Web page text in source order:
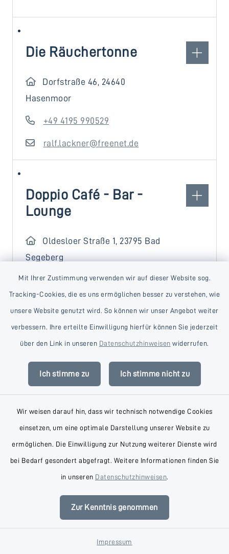
Mit Ihrer Zustimmung verwenden wir auf dieser Website sog.
Tracking-Cookies, die es uns ermöglichen besser zu verstehen, wie
unsere Website genutzt wird. So können wir unser Angebot weiter
verbessern. Ihre erteilte Einwilligung hierfür können Sie jederzeit
über den Link in unseren Datenschutzhinweisen widerrufen.
Ich stimme zu Ich stimme nicht zu
Wir weisen darauf hin, dass wir technisch notwendige Cookies
einsetzen, um eine optimale Darstellung unserer Website zu
ermöglichen. Die Einwilligung zur Nutzung weiterer Dienste wird
bei Bedarf gesondert abgefragt. Weitere Informationen finden Sie
in unseren Datenschutzhinweisen.
Zur Kenntnis genommen
Impressum
Die Räuchertonne
Dorfstraße 46, 24640
Hasenmoor
+49 4195 990529
ralf.lackner@freenet.de
Doppio Café - Bar -
Lounge
Oldesloer Straße 1, 23795 Bad
Segeberg
+49 4551 8914514
Dr. Henning Achilles
Segeberg
Dr. med. Thomas
Siedschlag
Am Landratspark 1, 23795 Bad